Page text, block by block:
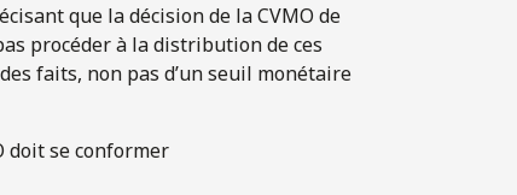
que la décision de la CVMO de
procéder à la distribution de ces
faits, non pas d’un seuil monétaire
doit se conformer